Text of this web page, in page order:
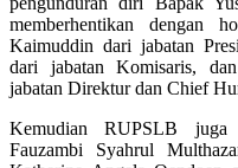
memberhentikan dengan
Kaimuddin dari jabatan
dari jabatan Komisaris,
jabatan Direktur dan Chief
Kemudian RUPSLB juga
Fauzambi Syahrul